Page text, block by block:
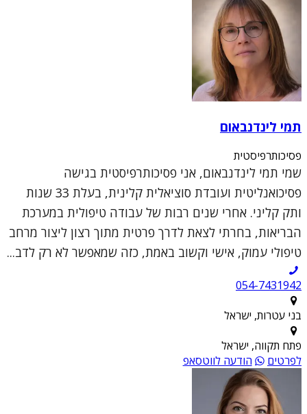
תמי לינדנבאום
פסיכותרפיסטית
שמי תמי לינדנבאום, אני פסיכותרפיסטית בגישה
פסיכואנליטית ועובדת סוציאלית קלינית, בעלת 33 שנות
ותק קליני. אחרי שנים רבות של עבודה טיפולית במערכת
הבריאות, בחרתי לצאת לדרך פרטית מתוך רצון ליצור מרחב
טיפולי עמוק, אישי וקשוב באמת, כזה שמאפשר לא רק לדב...
054-7431942
בני עטרות, ישראל
פתח תקווה, ישראל
לפרטים
הודעה לווטסאפ